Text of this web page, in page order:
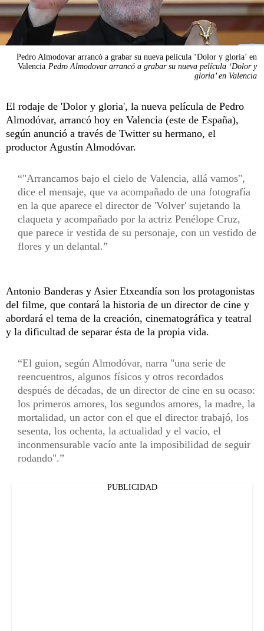
Pedro Almodovar arrancó a grabar su nueva película ‘Dolor y gloria’ en
Valencia Pedro Almodovar arrancó a grabar su nueva película ‘Dolor y
gloria’ en Valencia
El rodaje de 'Dolor y gloria', la nueva película de Pedro
Almodóvar, arrancó hoy en Valencia (este de España),
según anunció a través de Twitter su hermano, el
productor Agustín Almodóvar.
"Arrancamos bajo el cielo de Valencia, allá vamos",
dice el mensaje, que va acompañado de una fotografía
en la que aparece el director de 'Volver' sujetando la
claqueta y acompañado por la actriz Penélope Cruz,
que parece ir vestida de su personaje, con un vestido de
flores y un delantal.
Antonio Banderas y Asier Etxeandía son los protagonistas
del filme, que contará la historia de un director de cine y
abordará el tema de la creación, cinematográfica y teatral
y la dificultad de separar ésta de la propia vida.
El guion, según Almodóvar, narra "una serie de
reencuentros, algunos físicos y otros recordados
después de décadas, de un director de cine en su ocaso:
los primeros amores, los segundos amores, la madre, la
mortalidad, un actor con el que el director trabajó, los
sesenta, los ochenta, la actualidad y el vacío, el
inconmensurable vacío ante la imposibilidad de seguir
rodando".
PUBLICIDAD